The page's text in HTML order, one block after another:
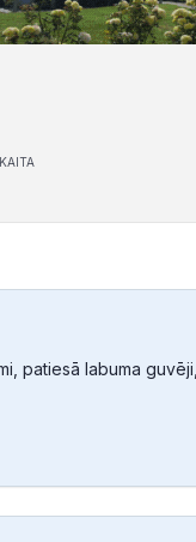
patiesā labuma